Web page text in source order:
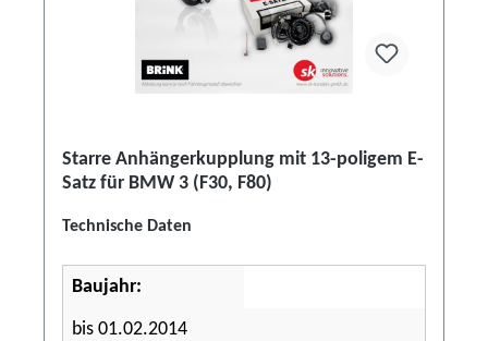
Starre Anhängerkupplung mit 13-poligem E-
Satz für BMW 3 (F30, F80)
Technische Daten
Baujahr:
bis 01.02.2014